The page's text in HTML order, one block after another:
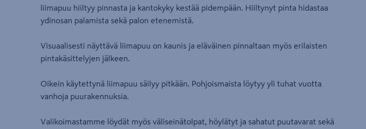
liimapuu hiiltyy pinnasta ja kantokyky kestää pidempään. Hiiltynyt pinta hidastaa
ydinosan palamista sekä palon etenemistä.
Visuaalisesti näyttävä liimapuu on kaunis ja eläväinen pinnaltaan myös erilaisten
pintakäsittelyjen jälkeen.
Oikein käytettynä liimapuu säilyy pitkään. Pohjoismaista löytyy yli tuhat vuotta
vanhoja puurakennuksia.
Valikoimastamme löydät myös väliseinätolpat, höylätyt ja sahatut puutavarat sekä